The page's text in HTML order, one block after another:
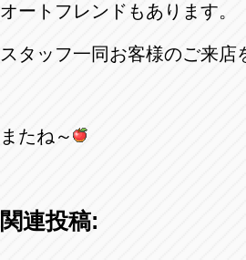
オートフレンドもあります。
スタッフ一同お客様のご来店
またね～
関連投稿: